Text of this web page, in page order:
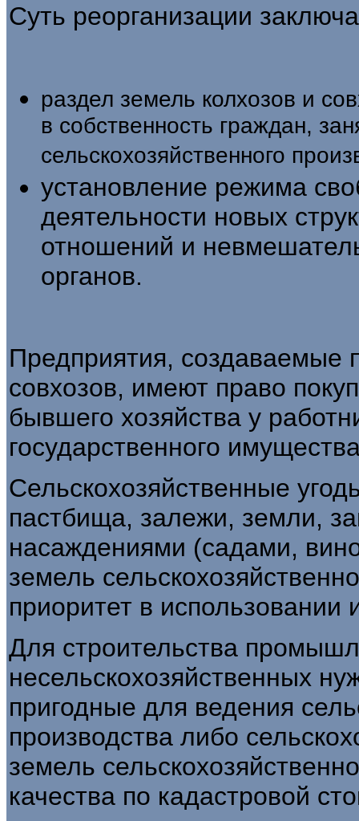
Суть реорганизации
раздел земель колхозов и
в собственность граждан,
сельскохозяйственного
установление режима
деятельности новых
отношений и
органов.
Предприятия, создаваемые
совхозов, имеют право
бывшего хозяйства у
государственного
Сельскохозяйственные
пастбища, зале­жи, земли,
насаждениями (садами,
земель
приоритет в
Для строительства
несельско­хозяйственных
пригодные для веде­ния
производства либо
земель
качества по кадастровой